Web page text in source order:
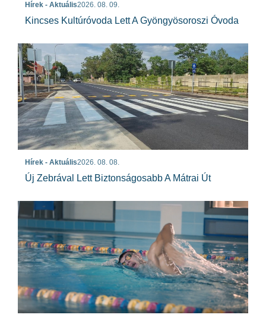
Hírek - Aktuális2026. 08. 09.
Kincses Kultúróvoda Lett A Gyöngyösoroszi Óvoda
Hírek - Aktuális2026. 08. 08.
Új Zebrával Lett Biztonságosabb A Mátrai Út